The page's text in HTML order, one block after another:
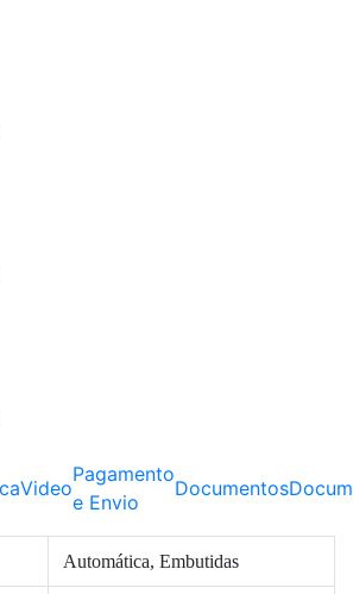
Video
Pagamento
e Envio
Documentos
Automática, Embutidas